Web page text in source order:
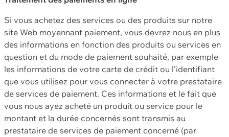
Si vous achetez des services ou des produits sur notre
site Web moyennant paiement, vous devrez nous en plus
des informations en fonction des produits ou services en
question et du mode de paiement souhaité, par exemple
les informations de votre carte de crédit ou l’identifiant
que vous utilisez pour vous connecter à votre prestataire
de services de paiement. Ces informations et le fait que
vous nous ayez acheté un produit ou service pour le
montant et la durée concernés sont transmis au
prestataire de services de paiement concerné (par